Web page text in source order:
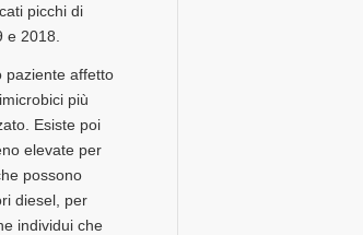
picchi di
2018.
paziente affetto
più
Esiste poi
elevate per
possono
diesel, per
individui che